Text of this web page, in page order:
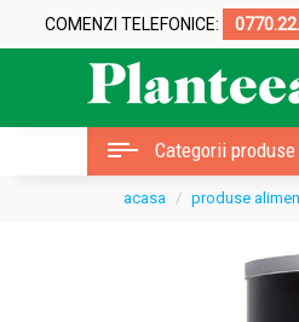
COMENZI TELEFONICE:
Categorii produse
acasa produse